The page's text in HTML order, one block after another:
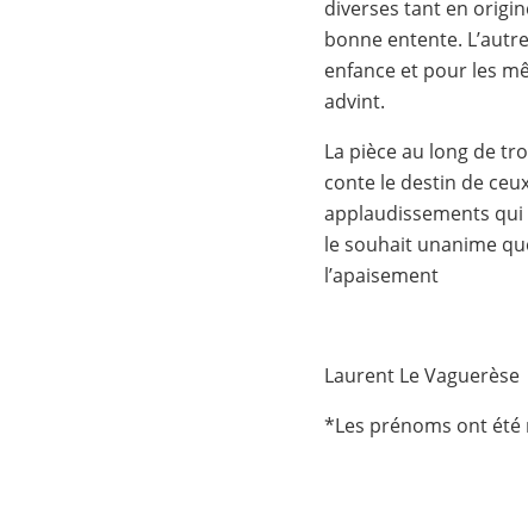
diverses tant en
bonne entente.
enfance et pour les
advint.
La pièce au long de
conte le destin de
applaudissements
le souhait unanime
l’apaisement
Laurent Le Vaguerèse
*Les prénoms ont